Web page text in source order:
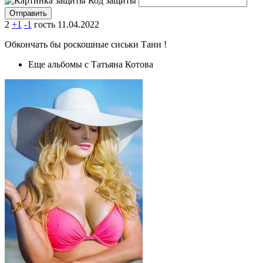
2 +1 -1 гость 11.04.2022
Обкончать бы роскошные сиськи Тани !
Еще альбомы с Татьяна Котова